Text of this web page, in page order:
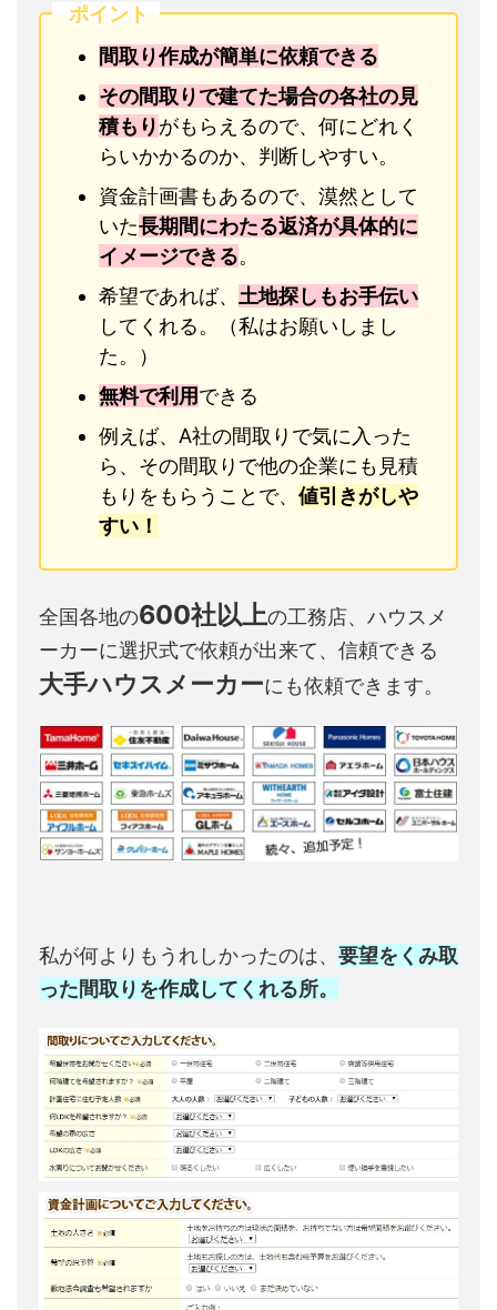
ポイント
間取り作成が簡単に依頼できる
その間取りで建てた場合の各社の見
積もりがもらえるので、何にどれく
らいかかるのか、判断しやすい。
資金計画書もあるので、漠然として
いた長期間にわたる返済が具体的に
イメージできる。
希望であれば、 土地探しもお手伝い
してくれる。（私はお願いしまし
た。）
無料で利用できる
例えば、A社の間取りで気に入った
ら、その間取りで他の企業にも見積
もりをもらうことで、 値引きがしや
すい！
全国各地の600社以上の工務店、ハウスメ
ーカーに選択式で依頼が出来て、信頼できる
大手ハウスメーカーにも依頼できます。
私が何よりもうれしかったのは、 要望をくみ取
った間取りを作成してくれる所。